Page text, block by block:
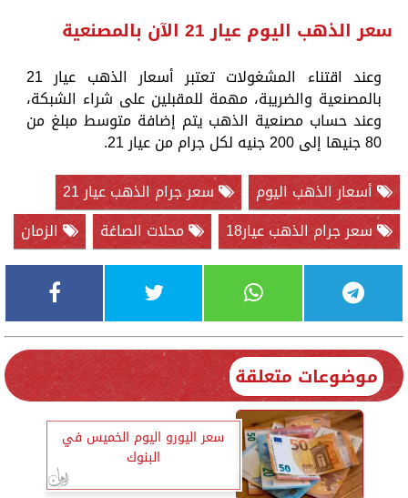
سعر الذهب اليوم عيار 21 الآن بالمصنعية
وعند اقتناء المشغولات تعتبر أسعار الذهب عيار 21
بالمصنعية والضريبة، مهمة للمقبلين على شراء الشبكة،
وعند حساب مصنعية الذهب يتم إضافة متوسط مبلغ من
80 جنيها إلى 200 جنيه لكل جرام من عيار 21.
أسعار الذهب اليوم
سعر جرام الذهب عيار 21
سعر جرام الذهب عيار18
محلات الصاغة الزمان
موضوعات متعلقة
سعر اليورو اليوم الخميس في
البنوك